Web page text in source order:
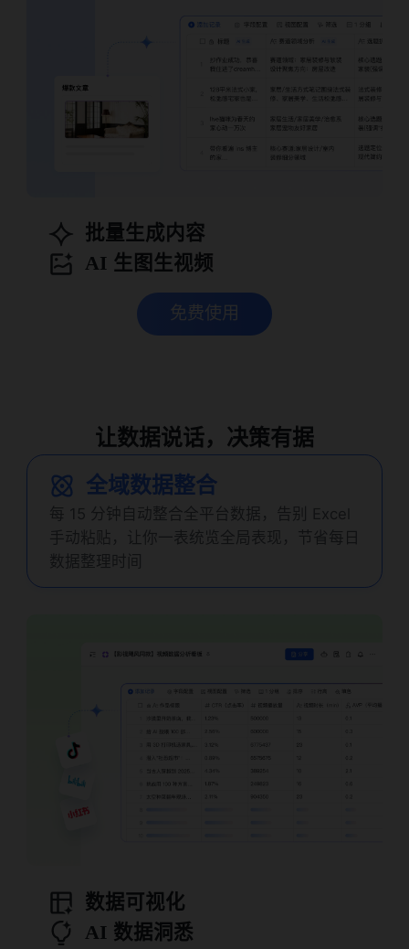
批量生成内容
AI 生图生视频
免费使用
让数据说话，决策有据
全域数据整合
每 15 分钟自动整合全平台数据，告别 Excel
手动粘贴，让你一表统览全局表现，节省每日
数据整理时间
数据可视化
AI 数据洞悉